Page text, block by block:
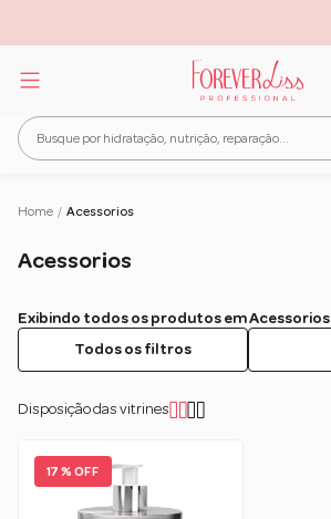
Home / Acessorios
Acessorios
Exibindo todos os produtos em Acessorios
Todos os filtros
Disposição das vitrines
17 % OFF